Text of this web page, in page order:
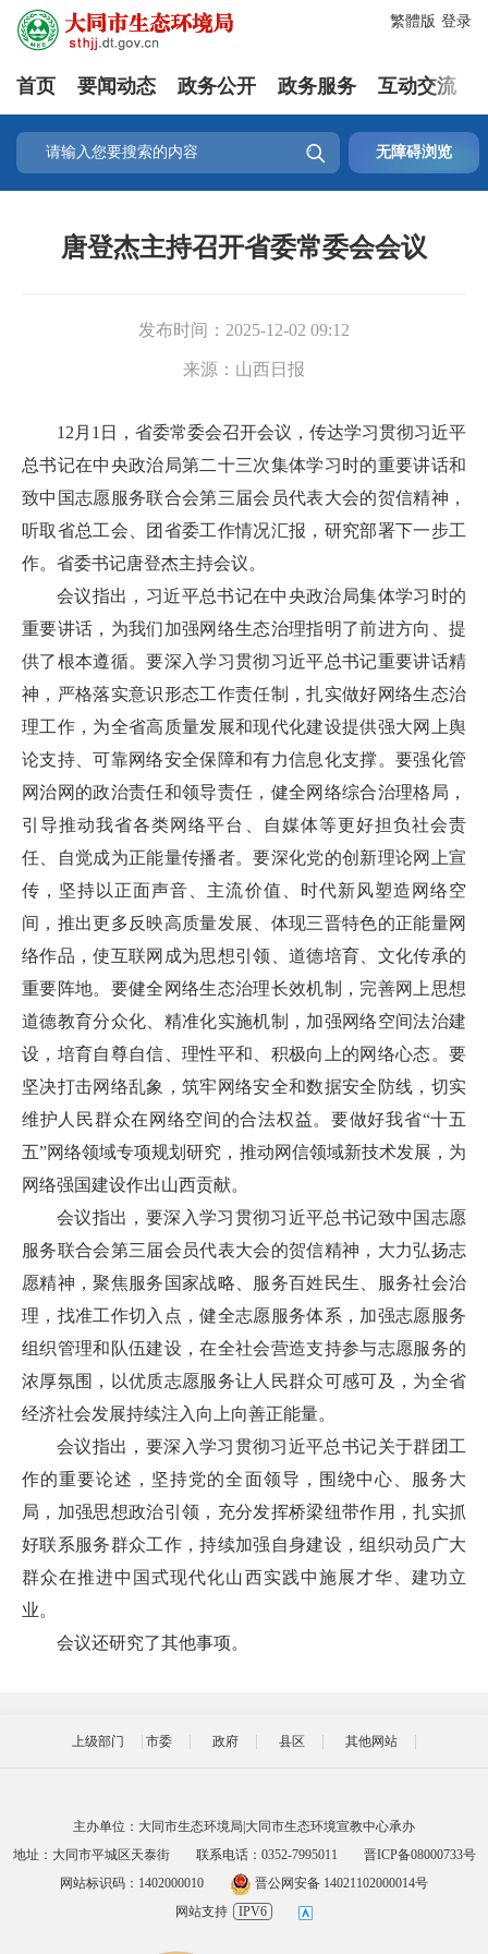
登录
繁體版
首页 要闻动态 政务公开 政务服务 互动交流
 无障碍浏览
唐登杰主持召开省委常委会会议
发布时间： 2025-12-02 09:12
来源： 山西日报
12月1日，省委常委会召开会议，传达学习贯彻习近平
总书记在中央政治局第二十三次集体学习时的重要讲话和
致中国志愿服务联合会第三届会员代表大会的贺信精神，
听取省总工会、团省委工作情况汇报，研究部署下一步工
作。省委书记唐登杰主持会议。
会议指出，习近平总书记在中央政治局集体学习时的
重要讲话，为我们加强网络生态治理指明了前进方向、提
供了根本遵循。要深入学习贯彻习近平总书记重要讲话精
神，严格落实意识形态工作责任制，扎实做好网络生态治
理工作，为全省高质量发展和现代化建设提供强大网上舆
论支持、可靠网络安全保障和有力信息化支撑。要强化管
网治网的政治责任和领导责任，健全网络综合治理格局，
引导推动我省各类网络平台、自媒体等更好担负社会责
任、自觉成为正能量传播者。要深化党的创新理论网上宣
传，坚持以正面声音、主流价值、时代新风塑造网络空
间，推出更多反映高质量发展、体现三晋特色的正能量网
络作品，使互联网成为思想引领、道德培育、文化传承的
重要阵地。要健全网络生态治理长效机制，完善网上思想
道德教育分众化、精准化实施机制，加强网络空间法治建
设，培育自尊自信、理性平和、积极向上的网络心态。要
坚决打击网络乱象，筑牢网络安全和数据安全防线，切实
维护人民群众在网络空间的合法权益。要做好我省“十五
五”网络领域专项规划研究，推动网信领域新技术发展，为
网络强国建设作出山西贡献。
会议指出，要深入学习贯彻习近平总书记致中国志愿
服务联合会第三届会员代表大会的贺信精神，大力弘扬志
愿精神，聚焦服务国家战略、服务百姓民生、服务社会治
理，找准工作切入点，健全志愿服务体系，加强志愿服务
组织管理和队伍建设，在全社会营造支持参与志愿服务的
浓厚氛围，以优质志愿服务让人民群众可感可及，为全省
经济社会发展持续注入向上向善正能量。
会议指出，要深入学习贯彻习近平总书记关于群团工
作的重要论述，坚持党的全面领导，围绕中心、服务大
局，加强思想政治引领，充分发挥桥梁纽带作用，扎实抓
好联系服务群众工作，持续加强自身建设，组织动员广大
群众在推进中国式现代化山西实践中施展才华、建功立
业。
会议还研究了其他事项。
上级部门 市委 政府 县区 其他网站
主办单位：大同市生态环境局|大同市生态环境宣教中心承办
地址：大同市平城区天泰街
联系电话：0352-7995011
晋ICP备08000733号
网站标识码：1402000010
晋公网安备 14021102000014号
网站支持
IPV6